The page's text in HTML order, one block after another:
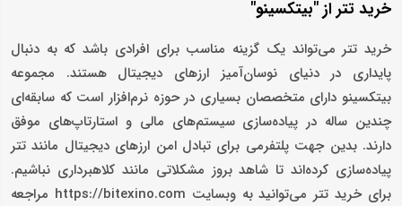
خرید تتر از "بیتکسینو"
خرید تتر می‌تواند یک گزینه مناسب برای افرادی باشد که به دنبال
پایداری در دنیای نوسان‌آمیز ارزهای دیجیتال هستند. مجموعه
بیتکسینو دارای متخصصان بسیاری در حوزه نرم‌افزار است که سابقه‌ای
چندین ساله در پیاده‌سازی سیستم‌های مالی و استارتاپ‌های موفق
دارند. بدین جهت پلتفرمی برای تبادل امن ارزهای دیجیتال مانند تتر
پیاده‌سازی کرده‌اند تا شاهد بروز مشکلاتی مانند کلاهبرداری نباشیم.
برای خرید تتر می‌توانید به وبسایت https://bitexino.com مراجعه